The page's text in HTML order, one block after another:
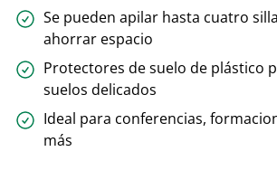
Se pueden apilar hasta cuatro
ahorrar espacio
Protectores de suelo de plástico
suelos delicados
Ideal para conferencias,
más